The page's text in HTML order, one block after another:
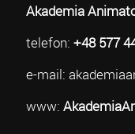
Akademia
telefon: +48 577
e-mail:
www: